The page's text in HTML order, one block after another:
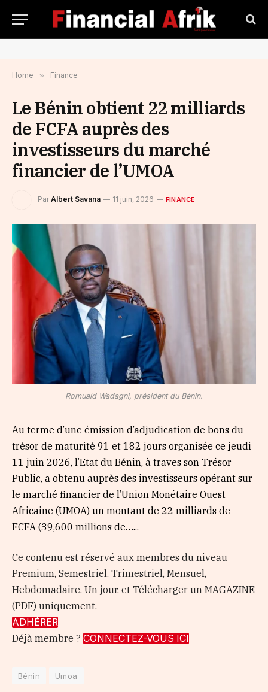
Home » Finance
Le Bénin obtient 22 milliards
de FCFA auprès des
investisseurs du marché
financier de l’UMOA
Par Albert Savana 11 juin, 2026 FINANCE
Romuald Wadagni, président du Bénin.
Au terme d’une émission d’adjudication de bons du
trésor de maturité 91 et 182 jours organisée ce jeudi
11 juin 2026, l’Etat du Bénin, à traves son Trésor
Public, a obtenu auprès des investisseurs opérant sur
le marché financier de l’Union Monétaire Ouest
Africaine (UMOA) un montant de 22 milliards de
FCFA (39,600 millions de…...
Ce contenu est réservé aux membres du niveau
Premium, Semestriel, Trimestriel, Mensuel,
Hebdomadaire, Un jour, et Télécharger un MAGAZINE
(PDF) uniquement.
ADHÉRER
Déjà membre ? CONNECTEZ-VOUS ICI
Bénin Umoa